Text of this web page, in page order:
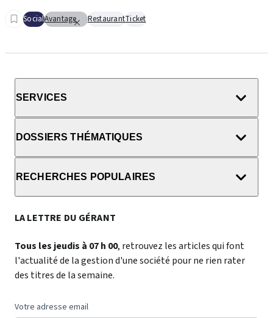
SocialAvantage RestaurantTicket
SERVICES
DOSSIERS THÉMATIQUES
RECHERCHES POPULAIRES
LA LETTRE DU GÉRANT
Tous les jeudis à 07 h 00, retrouvez les articles qui font
l'actualité de la gestion d'une société pour ne rien rater
des titres de la semaine.
Votre adresse email